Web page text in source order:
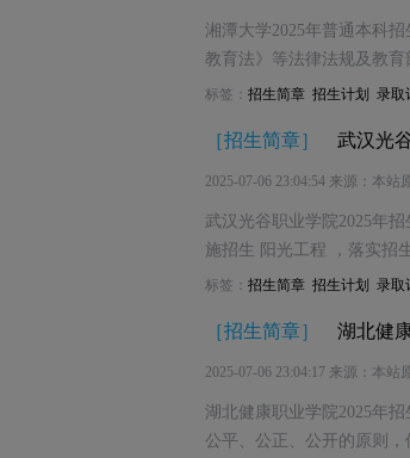
湘潭大学2025年普通本科
教育法》等法律法规及教
标签： 招生简章 招生计划 录取
［招生简章］ 武汉光
2025-07-06 23:04:54 来源：本站
武汉光谷职业学院2025年
施招生 阳光工程 ，落实招
标签： 招生简章 招生计划 录取
［招生简章］ 湖北健
2025-07-06 23:04:17 来源：本站
湖北健康职业学院2025年
公平、公正、公开的原则